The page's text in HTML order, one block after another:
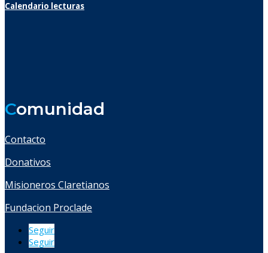
Calendario lecturas
Comunidad
Contacto
Donativos
Misioneros Claretianos
Fundacion Proclade
Seguir
Seguir